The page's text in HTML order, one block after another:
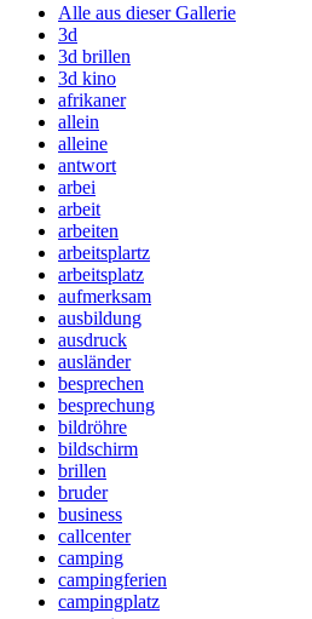
Alle aus dieser Gallerie
3d
3d brillen
3d kino
afrikaner
allein
alleine
antwort
arbei
arbeit
arbeiten
arbeitsplartz
arbeitsplatz
aufmerksam
ausbildung
ausdruck
ausländer
besprechen
besprechung
bildröhre
bildschirm
brillen
bruder
business
callcenter
camping
campingferien
campingplatz